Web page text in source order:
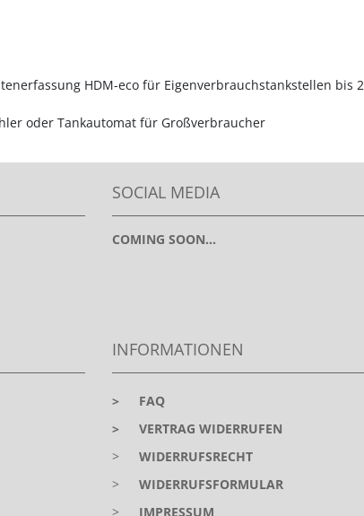
HDM-eco für Eigenverbrauchstankstellen bis
oder Tankautomat für Großverbraucher
SOCIAL MEDIA
COMING SOON...
INFORMATIONEN
>
FAQ
>
VERTRAG WIDERRUFEN
>
WIDERRUFSRECHT
>
WIDERRUFSFORMULAR
>
IMPRESSUM